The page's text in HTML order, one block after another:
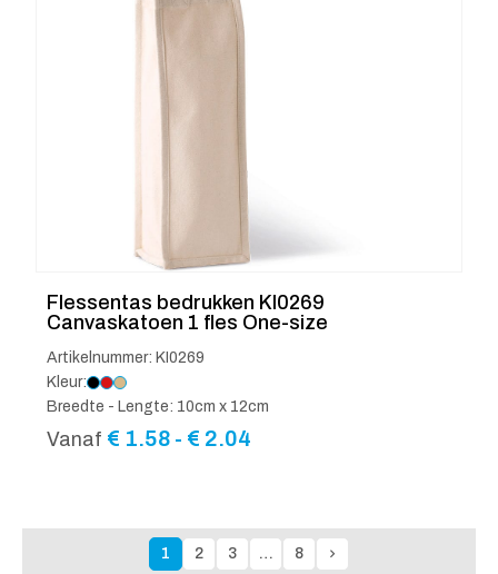
Flessentas bedrukken KI0269
Canvaskatoen 1 fles One-size
Artikelnummer: KI0269
Kleur:
Breedte - Lengte: 10cm x 12cm
Vanaf € 1.58 - € 2.04
1 2 3 … 8